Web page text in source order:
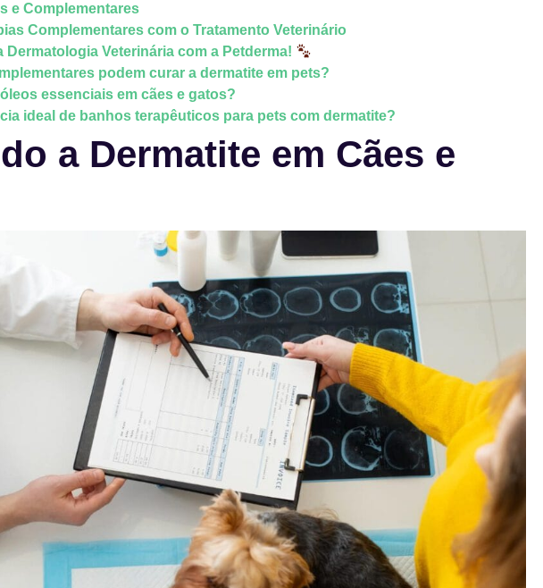
e Complementares
Complementares com o Tratamento Veterinário
Dermatologia Veterinária com a Petderma!
podem curar a dermatite em pets?
essenciais em cães e gatos?
ideal de banhos terapêuticos para pets com dermatite?
a Dermatite em Cães e